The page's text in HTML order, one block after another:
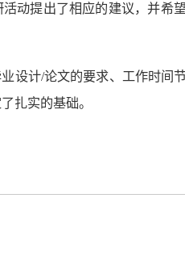
动提出了相应的建议，并希
设计/论文的要求、工作时间
扎实的基础。